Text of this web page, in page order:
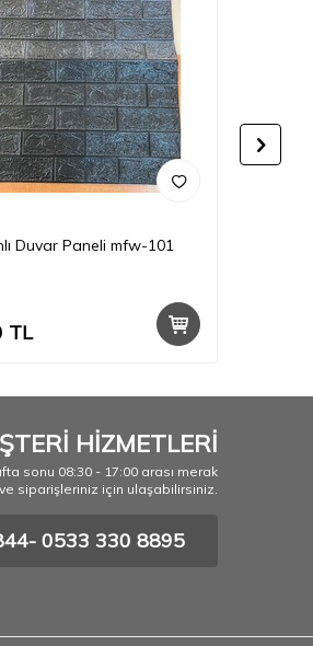
Duvar Paneli mfw-101
TL
HİZMETLERİ
sonu 08:30 - 17:00 arası merak
siparişleriniz için ulaşabilirsiniz.
0533 330 8895